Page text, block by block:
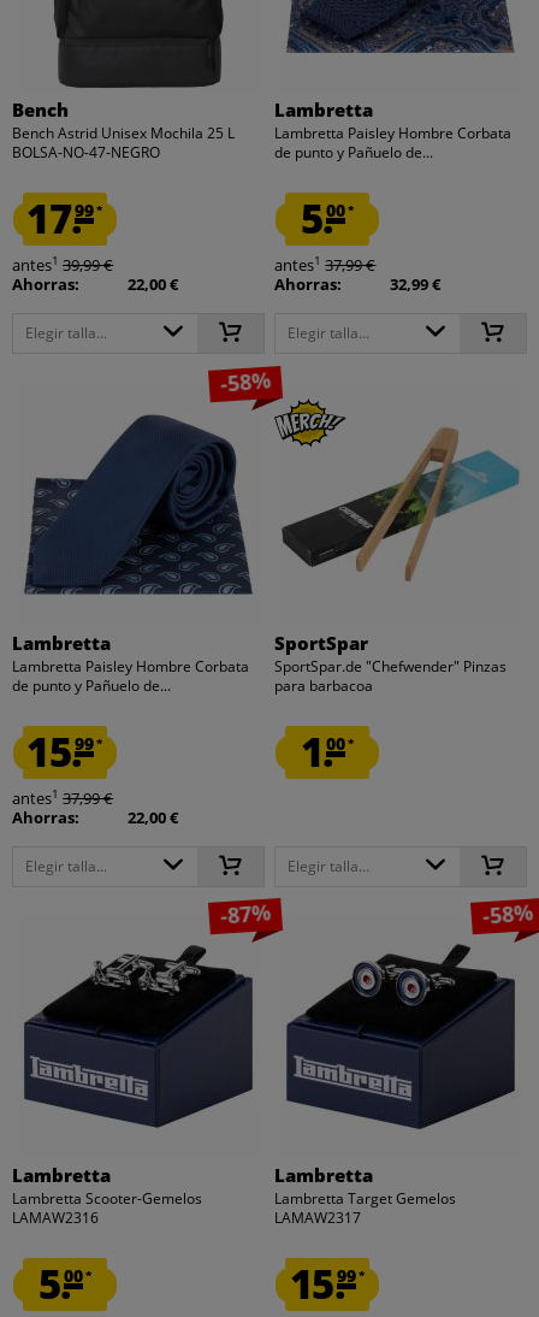
Bench
Bench Astrid Unisex Mochila 25 L
BOLSA-NO-47-NEGRO
17.99*
antes1 39,99 €
Ahorras:
22,00 €
Elegir talla...
Lambretta
Lambretta Paisley Hombre Corbata
de punto y Pañuelo de...
5.00*
antes1 37,99 €
Ahorras:
32,99 €
Elegir talla...
-58%
Lambretta
Lambretta Paisley Hombre Corbata
de punto y Pañuelo de...
15.99*
antes1 37,99 €
Ahorras:
22,00 €
Elegir talla...
SportSpar
SportSpar.de "Chefwender" Pinzas
para barbacoa
1.00*
Elegir talla...
-87%
Lambretta
Lambretta Scooter-Gemelos
LAMAW2316
5.00*
-58%
Lambretta
Lambretta Target Gemelos
LAMAW2317
15.99*